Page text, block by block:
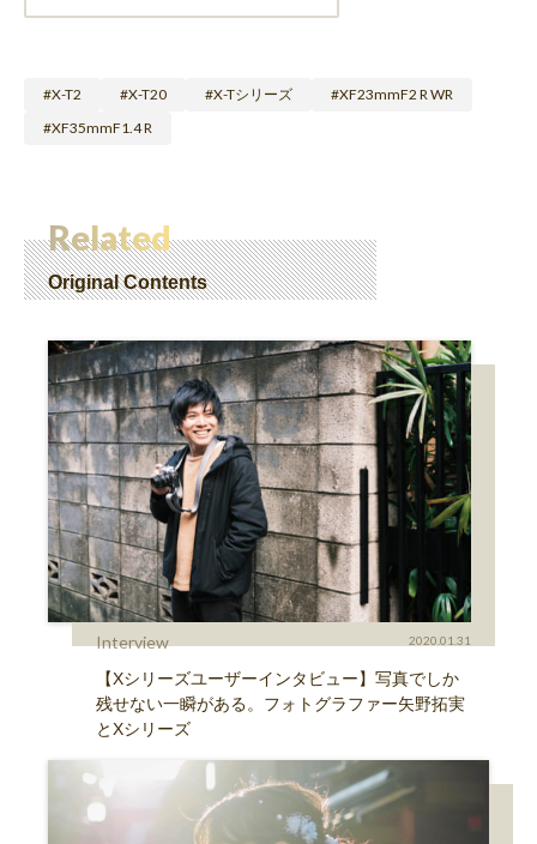
X-T2 X-T20 X-Tシリーズ
XF23mmF2 R WR
XF35mmF1.4 R
Related
Original Contents
Interview 2020.01.31
【Xシリーズユーザーインタビュー】写真でしか
残せない一瞬がある。フォトグラファー矢野拓実
とXシリーズ